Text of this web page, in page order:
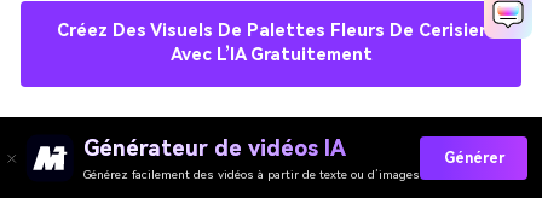
Créez Des Visuels De Palettes Fleurs De Cerisier
Avec L’IA Gratuitement
10) Fleur Minimaliste
Générateur de vidéos IA
Générez facilement des vidéos à partir de texte ou d’images
Générer